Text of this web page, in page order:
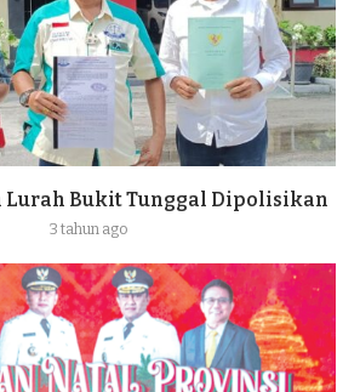
Lurah Bukit Tunggal Dipolisikan
3 tahun ago